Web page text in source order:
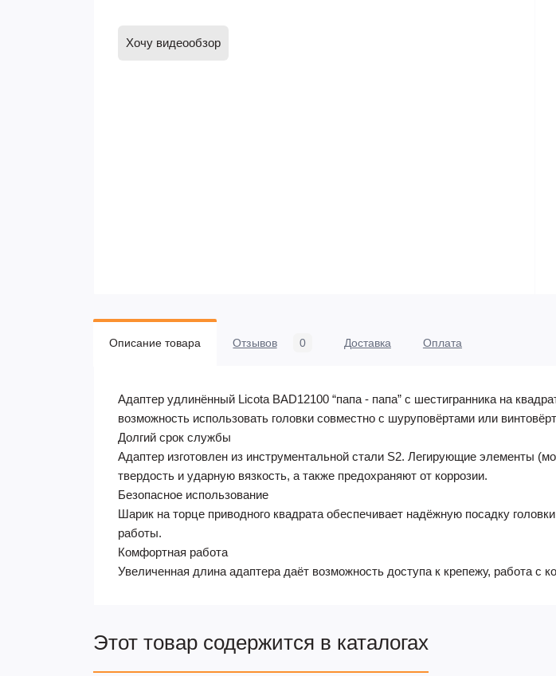
Хочу видеообзор
Описание товара Отзывов 0 Доставка Оплата
Адаптер удлинённый Licota BAD12100 “папа - папа” с шестигранника на
возможность использовать головки совместно с шуруповёртами или
Долгий срок службы
Адаптер изготовлен из инструментальной стали S2. Легирующие элементы
твердость и ударную вязкость, а также предохраняют от коррозии.
Безопасное использование
Шарик на торце приводного квадрата обеспечивает надёжную посадку
работы.
Комфортная работа
Увеличенная длина адаптера даёт возможность доступа к крепежу, работа
Этот товар содержится в каталогах